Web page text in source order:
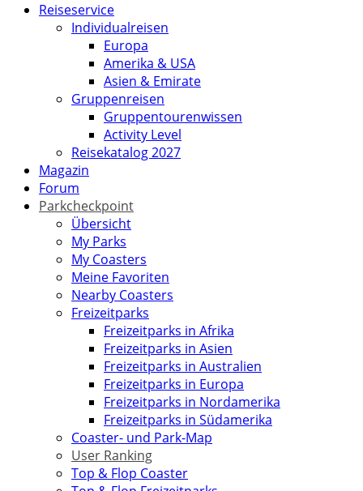
Reiseservice
Individualreisen
Europa
Amerika & USA
Asien & Emirate
Gruppenreisen
Gruppentourenwissen
Activity Level
Reisekatalog 2027
Magazin
Forum
Parkcheckpoint
Übersicht
My Parks
My Coasters
Meine Favoriten
Nearby Coasters
Freizeitparks
Freizeitparks in Afrika
Freizeitparks in Asien
Freizeitparks in Australien
Freizeitparks in Europa
Freizeitparks in Nordamerika
Freizeitparks in Südamerika
Coaster- und Park-Map
User Ranking
Top & Flop Coaster